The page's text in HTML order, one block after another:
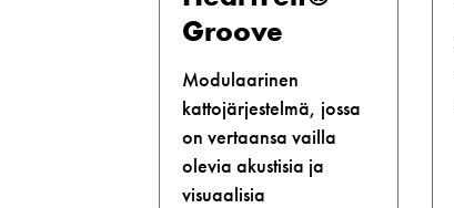
Groove
Modulaarinen
kattojärjestelmä, jossa
on vertaansa vailla
olevia akustisia ja
visuaalisia